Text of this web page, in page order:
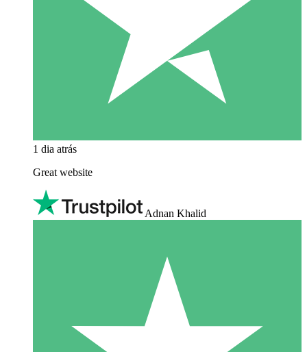
1 dia atrás
Great website
Adnan Khalid